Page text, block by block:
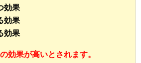
効果
効果
効果
効果が高いとされます。